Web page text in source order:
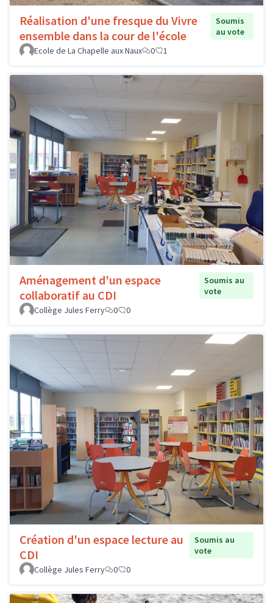
Réalisation d'une fresque du Vivre
ensemble dans la cour de l'école
Soumis
au vote
Ecole de La Chapelle aux Naux
0 1
Aménagement d'un espace
collaboratif au CDI
Soumis au
vote
Collège Jules Ferry
0 0
Création d'un espace lecture au
CDI
Soumis au
vote
Collège Jules Ferry
0 0